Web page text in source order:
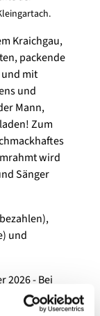
Kraichgau,
packende
mit
und
Mann,
Zum
wird
Sänger
und
2026 - Bei
oder per